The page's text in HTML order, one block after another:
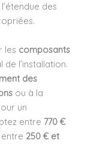
des
les composants
l’installation.
des
ou à la
un
entre 770 €
250 € et